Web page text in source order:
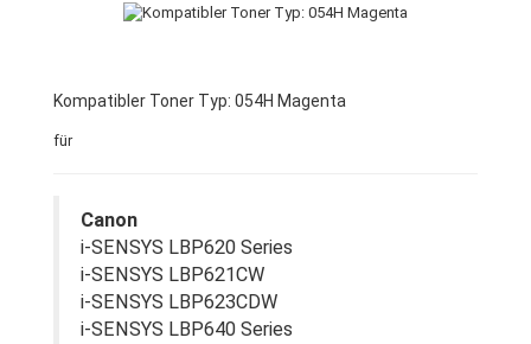
Kompatibler Toner Typ: 054H Magenta
für
Canon
i-SENSYS LBP620 Series
i-SENSYS LBP621CW
i-SENSYS LBP623CDW
i-SENSYS LBP640 Series